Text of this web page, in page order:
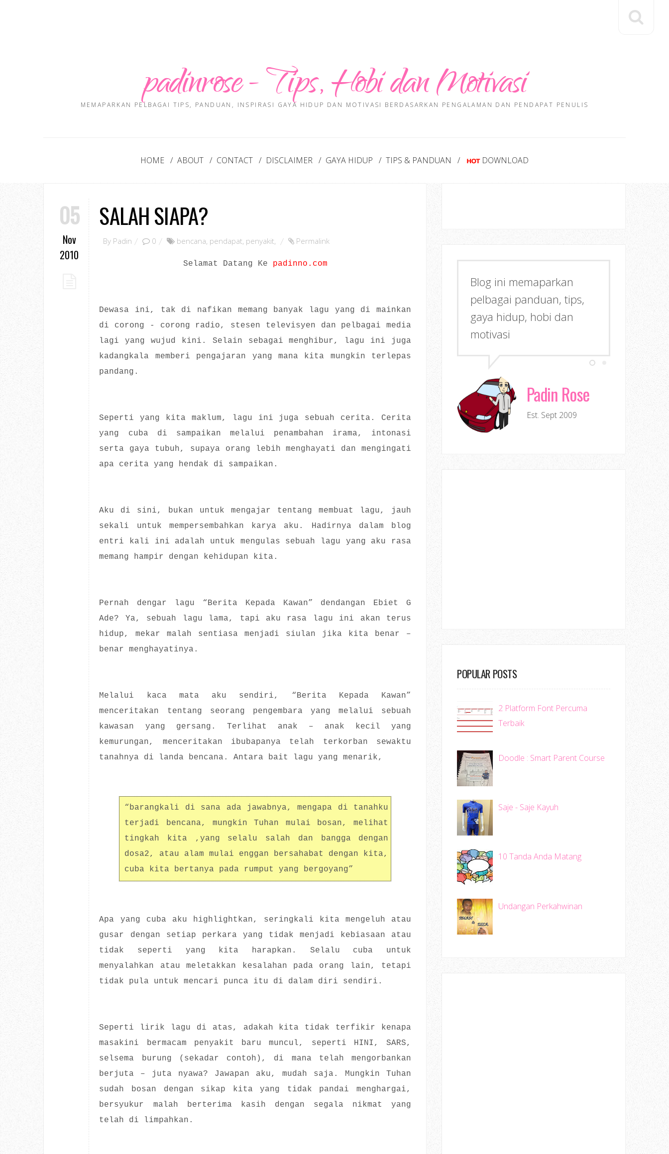
padinrose - Tips, Hobi dan Motivasi
MEMAPARKAN PELBAGAI TIPS, PANDUAN, INSPIRASI GAYA HIDUP DAN MOTIVASI BERDASARKAN PENGALAMAN DAN PENDAPAT PENULIS
HOME ABOUT CONTACT DISCLAIMER GAYA HIDUP TIPS & PANDUAN DOWNLOAD
05
Nov
2010
SALAH SIAPA?
By Padin 0 bencana, pendapat, penyakit, Permalink
Selamat Datang Ke padinno.com
Dewasa ini, tak di nafikan memang banyak lagu yang di mainkan
di corong - corong radio, stesen televisyen dan pelbagai media
lagi yang wujud kini. Selain sebagai menghibur, lagu ini juga
kadangkala memberi pengajaran yang mana kita mungkin terlepas
pandang.
Seperti yang kita maklum, lagu ini juga sebuah cerita. Cerita
yang cuba di sampaikan melalui penambahan irama, intonasi
serta gaya tubuh, supaya orang lebih menghayati dan mengingati
apa cerita yang hendak di sampaikan.
Aku di sini, bukan untuk mengajar tentang membuat lagu, jauh
sekali untuk mempersembahkan karya aku. Hadirnya dalam blog
entri kali ini adalah untuk mengulas sebuah lagu yang aku rasa
memang hampir dengan kehidupan kita.
Pernah dengar lagu “Berita Kepada Kawan” dendangan Ebiet G
Ade? Ya, sebuah lagu lama, tapi aku rasa lagu ini akan terus
hidup, mekar malah sentiasa menjadi siulan jika kita benar –
benar menghayatinya.
Melalui kaca mata aku sendiri, “Berita Kepada Kawan”
menceritakan tentang seorang pengembara yang melalui sebuah
kawasan yang gersang. Terlihat anak – anak kecil yang
kemurungan, menceritakan ibubapanya telah terkorban sewaktu
tanahnya di landa bencana. Antara bait lagu yang menarik,
“barangkali di sana ada jawabnya, mengapa di tanahku
terjadi bencana, mungkin Tuhan mulai bosan, melihat
tingkah kita ,yang selalu salah dan bangga dengan
dosa2, atau alam mulai enggan bersahabat dengan kita,
cuba kita bertanya pada rumput yang bergoyang”
Apa yang cuba aku highlightkan, seringkali kita mengeluh atau
gusar dengan setiap perkara yang tidak menjadi kebiasaan atau
tidak seperti yang kita harapkan. Selalu cuba untuk
menyalahkan atau meletakkan kesalahan pada orang lain, tetapi
tidak pula untuk mencari punca itu di dalam diri sendiri.
Seperti lirik lagu di atas, adakah kita tidak terfikir kenapa
masakini bermacam penyakit baru muncul, seperti HINI, SARS,
selsema burung (sekadar contoh), di mana telah mengorbankan
berjuta – juta nyawa? Jawapan aku, mudah saja. Mungkin Tuhan
sudah bosan dengan sikap kita yang tidak pandai menghargai,
bersyukur malah berterima kasih dengan segala nikmat yang
telah di limpahkan.
Blog ini memaparkan
pelbagai panduan, tips,
gaya hidup, hobi dan
motivasi
Padin Rose
Est. Sept 2009
POPULAR POSTS
2 Platform Font Percuma
Terbaik
Doodle : Smart Parent Course
Saje - Saje Kayuh
10 Tanda Anda Matang
Undangan Perkahwinan